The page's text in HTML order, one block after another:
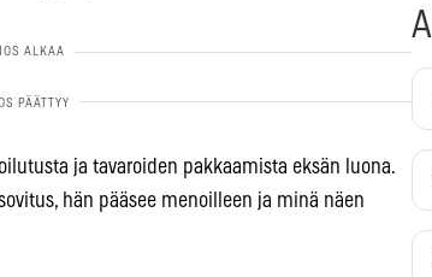
ja tavaroiden pakkaamista eksän luona.
hän pääsee menoilleen ja minä näen